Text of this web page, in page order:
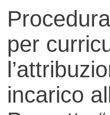
per
incarico